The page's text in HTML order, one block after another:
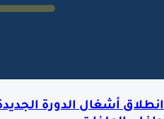
انطلاق أشغال الدورة